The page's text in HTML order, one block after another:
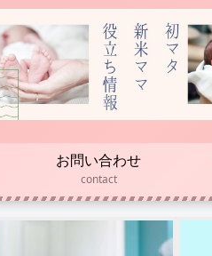
お問い合わせ
contact